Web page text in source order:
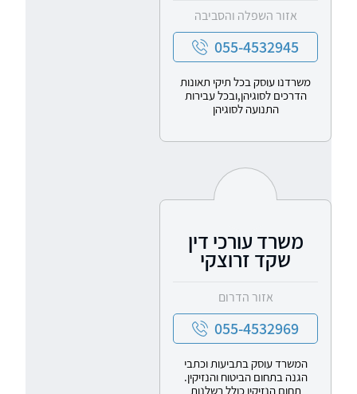
אזור השפלה והסביבה
055-4532945
משרדנו עוסק בכל תיקי תאונות
הדרכים לסוגיהן,ובכל עבירות
התנועה לסוגיהן
משרד עורכי דין
שקד זרוצקי
אזור הדרום
055-4532969
המשרד עוסק בתביעות וכתבי
הגנה בתחום הביטוח והנזיקין.
תחום הנזיקין כולל רשלנות